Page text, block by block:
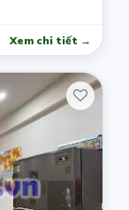
Xem chi tiết →